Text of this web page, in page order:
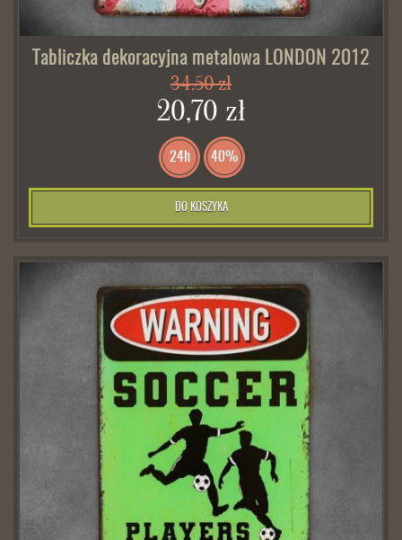
Tabliczka dekoracyjna metalowa LONDON 2012
34,50 zł
20,70 zł
24h 40%
DO KOSZYKA